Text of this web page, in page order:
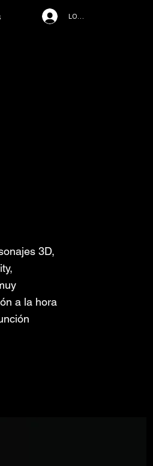
LOG IN
3D,
a la hora